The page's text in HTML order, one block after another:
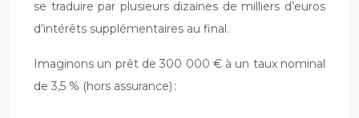
se traduire par plusieurs dizaines de milliers d’euros
d’intérêts supplémentaires au final.
Imaginons un prêt de 300 000 € à un taux nominal
de 3,5 % (hors assurance) :